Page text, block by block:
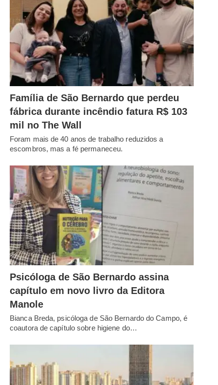
Família de São Bernardo que perdeu
fábrica durante incêndio fatura R$ 103
mil no The Wall
Foram mais de 40 anos de trabalho reduzidos a
escombros, mas a fé permaneceu.
Psicóloga de São Bernardo assina
capítulo em novo livro da Editora
Manole
Bianca Breda, psicóloga de São Bernardo do Campo, é
coautora de capítulo sobre higiene do…